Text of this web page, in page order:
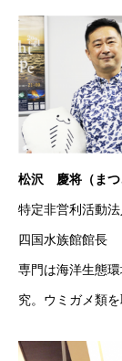
松沢 慶将（ま
特定非営利活動
四国水族館館長
専門は海洋生態
究。ウミガメ類